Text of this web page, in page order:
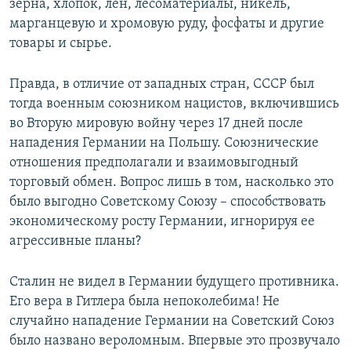
зерна, хлопок, лен, лесоматериалы, никель,
марганцевую и хромовую руду, фосфаты и другие
товары и сырье.
Правда, в отличие от западных стран, СССР был
тогда военным союзником нацистов, включившись
во Вторую мировую войну через 17 дней после
нападения Германии на Польшу. Союзнические
отношения предполагали и взаимовыгодный
торговый обмен. Вопрос лишь в том, насколько это
было выгодно Советскому Союзу – способствовать
экономическому росту Германии, игнорируя ее
агрессивные планы?
Сталин не видел в Германии будущего противника.
Его вера в Гитлера была непоколебима! Не
случайно нападение Германии на Советский Союз
было названо вероломным. Впервые это прозвучало